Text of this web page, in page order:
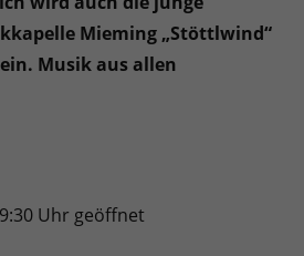
Mieming „Stöttlwind“
Musik aus allen
Uhr geöffnet